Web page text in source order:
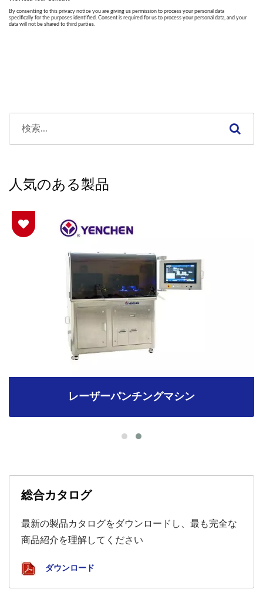
人気のある製品
レーザーパンチングマシン
総合カタログ
最新の製品カタログをダウンロードし、最も完全な
商品紹介を理解してください
ダウンロード